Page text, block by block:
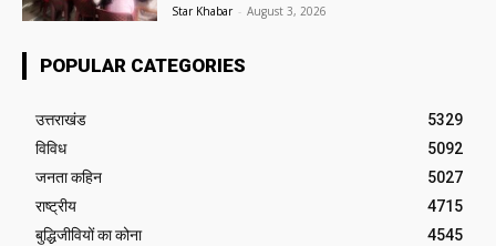
Star Khabar - August 3, 2026
POPULAR CATEGORIES
उत्तराखंड
5329
विविध
5092
जनता कहिन
5027
राष्ट्रीय
4715
बुद्धिजीवियों का कोना
4545